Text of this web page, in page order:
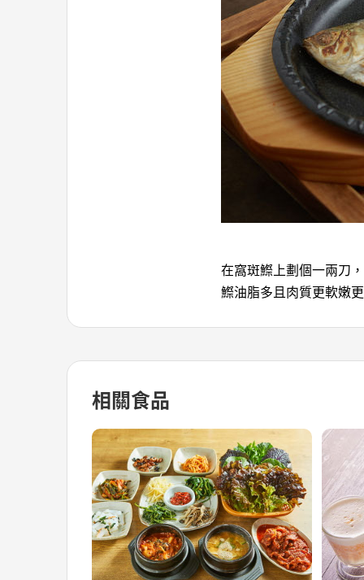
在窩斑鰶上劃個一兩刀
鰶油脂多且肉質更軟嫩
相關食品